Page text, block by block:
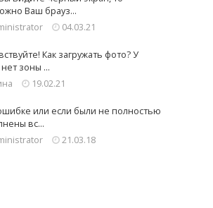
Ваш брауз...
04.03.21
Как загружать фото? У
зоны ...
19.02.21
или если были не полностью
вс...
21.03.18